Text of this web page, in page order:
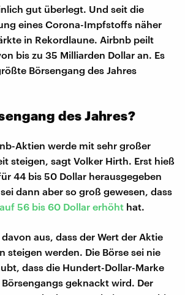
gut überlegt. Und seit die
eines Corona-Impfstoffs näher
in Rekordlaune. Airbnb peilt
bis zu 35 Milliarden Dollar an. Es
Börsengang des Jahres
des Jahres?
Aktien werde mit sehr großer
steigen, sagt Volker Hirth. Erst hieß
44 bis 50 Dollar herausgegeben
dann aber so groß gewesen, dass
56 bis 60 Dollar erhöht hat.
aus, dass der Wert der Aktie
steigen werden. Die Börse sei nie
dass die Hundert-Dollar-Marke
geknackt wird. Der